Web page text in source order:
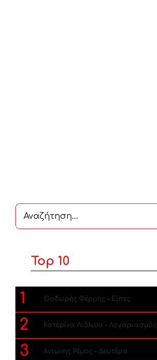
Αναζήτηση
...
Top 10
1 Θοδωρής Φέρρης – Είπες
2 Κατερίνα Λιόλιου – Λογαριασμός
3 Αντώνης Ρέμος – Δευτέρα